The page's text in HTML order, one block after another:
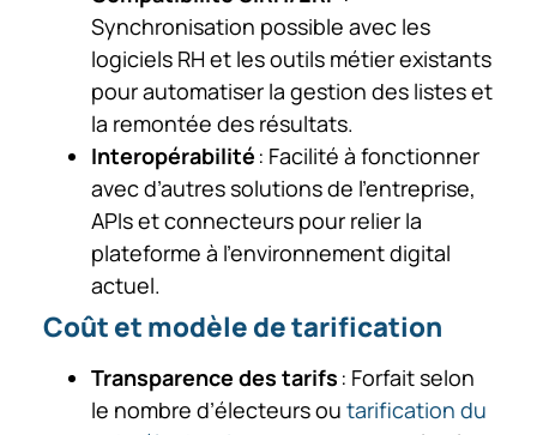
Synchronisation possible avec les
logiciels RH et les outils métier existants
pour automatiser la gestion des listes et
la remontée des résultats.
Interopérabilité : Facilité à fonctionner
avec d’autres solutions de l’entreprise,
APIs et connecteurs pour relier la
plateforme à l’environnement digital
actuel.
Coût et modèle de tarification
Transparence des tarifs : Forfait selon
le nombre d’électeurs ou tarification du